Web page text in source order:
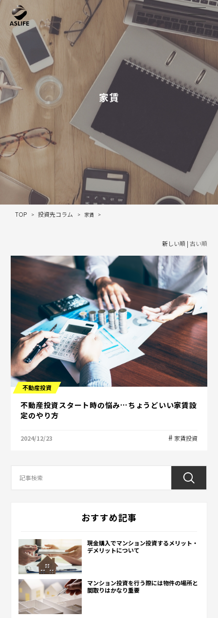
家賃
TOP 投資先コラム 家賃
新しい順 | 古い順
不動産投資
不動産投資スタート時の悩み…ちょうどいい家賃設
定のやり方
2024/12/23 家賃投資
おすすめ記事
現金購入でマンション投資するメリット・
デメリットについて
マンション投資を行う際には物件の場所と
間取りはかなり重要